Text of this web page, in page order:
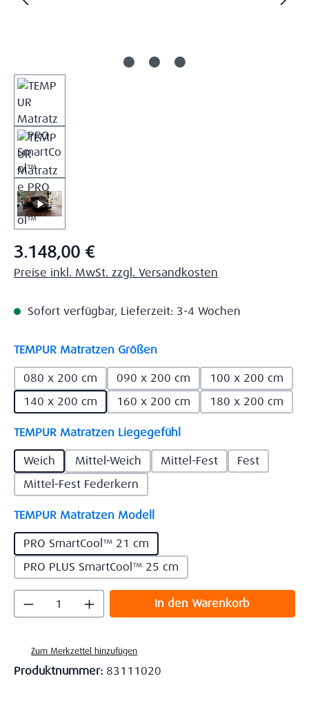
Regulärer Preis:
3.148,00 €
Preise inkl. MwSt. zzgl. Versandkosten
Sofort verfügbar, Lieferzeit: 3-4 Wochen
TEMPUR Matratzen Größen
080 x 200 cm
090 x 200 cm
100 x 200 cm
140 x 200 cm
160 x 200 cm 180 x 200 cm
TEMPUR Matratzen Liegegefühlauswählen
Weich
Mittel-Weich Mittel-Fest
Fest
Mittel-Fest Federkern
TEMPUR Matratzen Modell auswählen
PRO SmartCool™ 21 cm
PRO PLUS SmartCool™ 25 cm
Produkt Anzahl: Gib den gewünschten
In den Warenkorb
Zum Merkzettel hinzufügen
Produktnummer: 83111020